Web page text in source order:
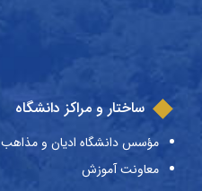
ساختار و مراکز دانشگاه
مؤسس دانشگاه ادیان و مذاهب
معاونت آموزش